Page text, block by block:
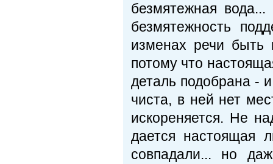
безмятежная
безмятежность
изменах речи быть
потому что
деталь подобрана -
чиста, в ней нет
искореняется. Не
дается настоящая
совпадали... но